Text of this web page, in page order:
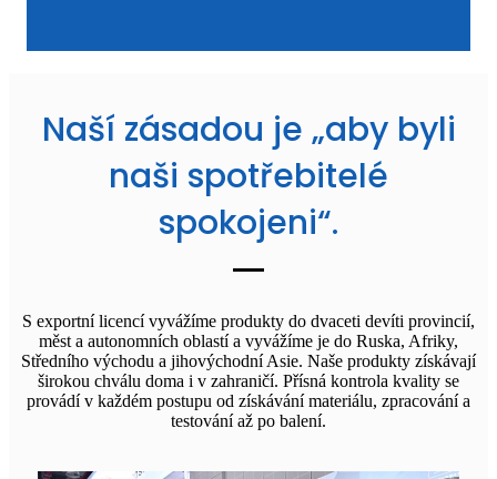
Naší zásadou je „aby byli
naši spotřebitelé
spokojeni“.
S exportní licencí vyvážíme produkty do dvaceti devíti provincií,
měst a autonomních oblastí a vyvážíme je do Ruska, Afriky,
Středního východu a jihovýchodní Asie. Naše produkty získávají
širokou chválu doma i v zahraničí. Přísná kontrola kvality se
provádí v každém postupu od získávání materiálu, zpracování a
testování až po balení.